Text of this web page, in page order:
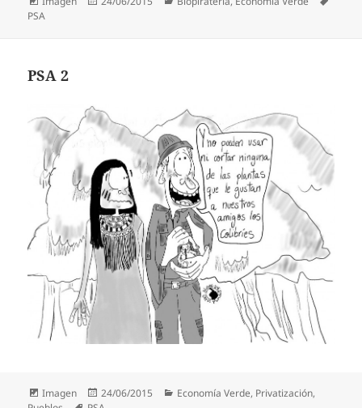
PSA
PSA 2
Formato
Imagen
Publicado
24/06/2015 Categorías
Economía Verde, Privatización,